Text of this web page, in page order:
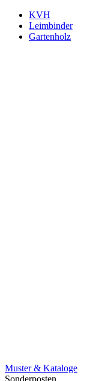
KVH
Leimbinder
Gartenholz
Muster & Kataloge
Sonderposten